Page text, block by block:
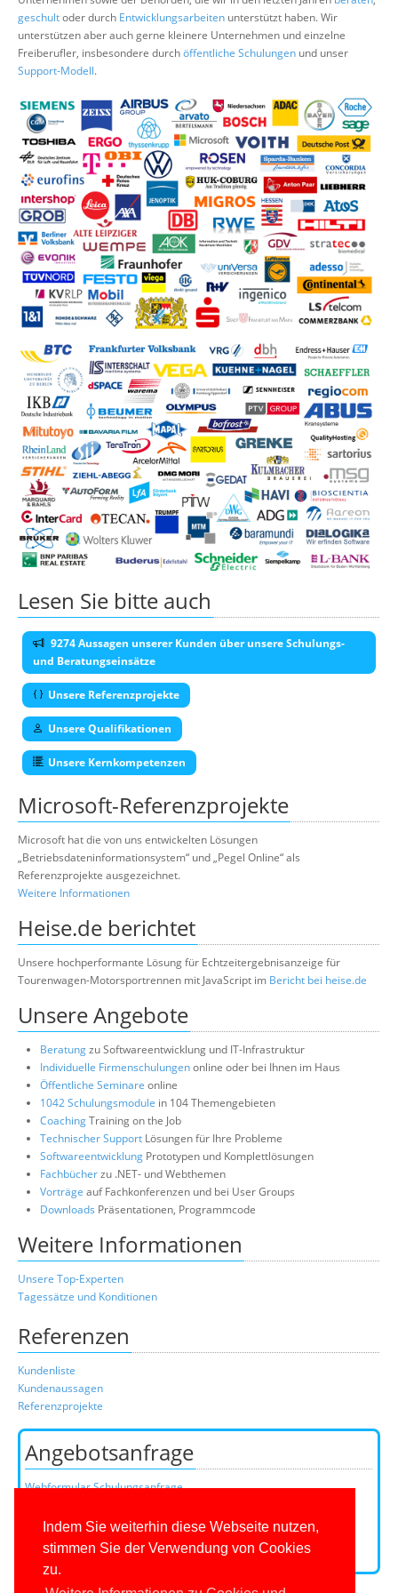
Indem Sie weiterhin diese Webseite nutzen,
stimmen Sie der Verwendung von Cookies
zu.
Über uns
Suche
geschultoder durch Entwicklungsarbeiten unterstützt haben. Wir
unterstützen aber auch gerne kleinere Unternehmen und einzelne
Freiberufler, insbesondere durchöffentliche Schulungen und unser
Support-Modell.
Lesen Sie bitte auch
9274 Aussagen unserer Kunden über unsere Schulungs-
und Beratungseinsätze
Unsere Referenzprojekte
Unsere Qualifikationen
Unsere Kernkompetenzen
Microsoft-Referenzprojekte
Microsoft hat die von uns entwickelten Lösungen
„Betriebsdateninformationsystem“ und „Pegel Online“ als
Referenzprojekte ausgezeichnet.
Weitere Informationen
Heise.de berichtet
Unsere hochperformante Lösung für Echtzeitergebnisanzeige für
Tourenwagen-Motorsportrennen mit JavaScript im Bericht bei heise.de
Unsere Angebote
Beratungzu Softwareentwicklung und IT-Infrastruktur
Individuelle Firmenschulungenonline oder bei Ihnen im Haus
Öffentliche Seminare online
1042 Schulungsmodule in 104 Themengebieten
CoachingTraining on the Job
Technischer Support Lösungen für Ihre Probleme
Softwareentwicklung Prototypen und Komplettlösungen
Fachbücherzu .NET- und Webthemen
Vorträge auf Fachkonferenzen und bei User Groups
Downloads Präsentationen, Programmcode
Weitere Informationen
Unsere Top-Experten
Tagessätze und Konditionen
Referenzen
Kundenliste
Kundenaussagen
Referenzprojekte
Angebotsanfrage
Webformular Schulungsanfrage
oder über unser Kundenteam:
Telefon
0201/649590-0
(Mo-Fr 9-16 Uhr)
E-Mail: